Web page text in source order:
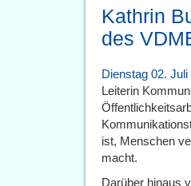
Kathrin
des
Dienstag 02. Juli
Leiterin
ist, Menschen
macht.
Darüber hinaus